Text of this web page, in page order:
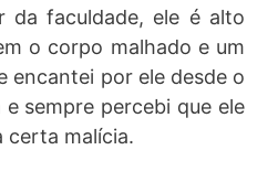
da faculdade, ele é alto
o corpo malhado e um
encantei por ele desde o
sempre percebi que ele
certa malícia.